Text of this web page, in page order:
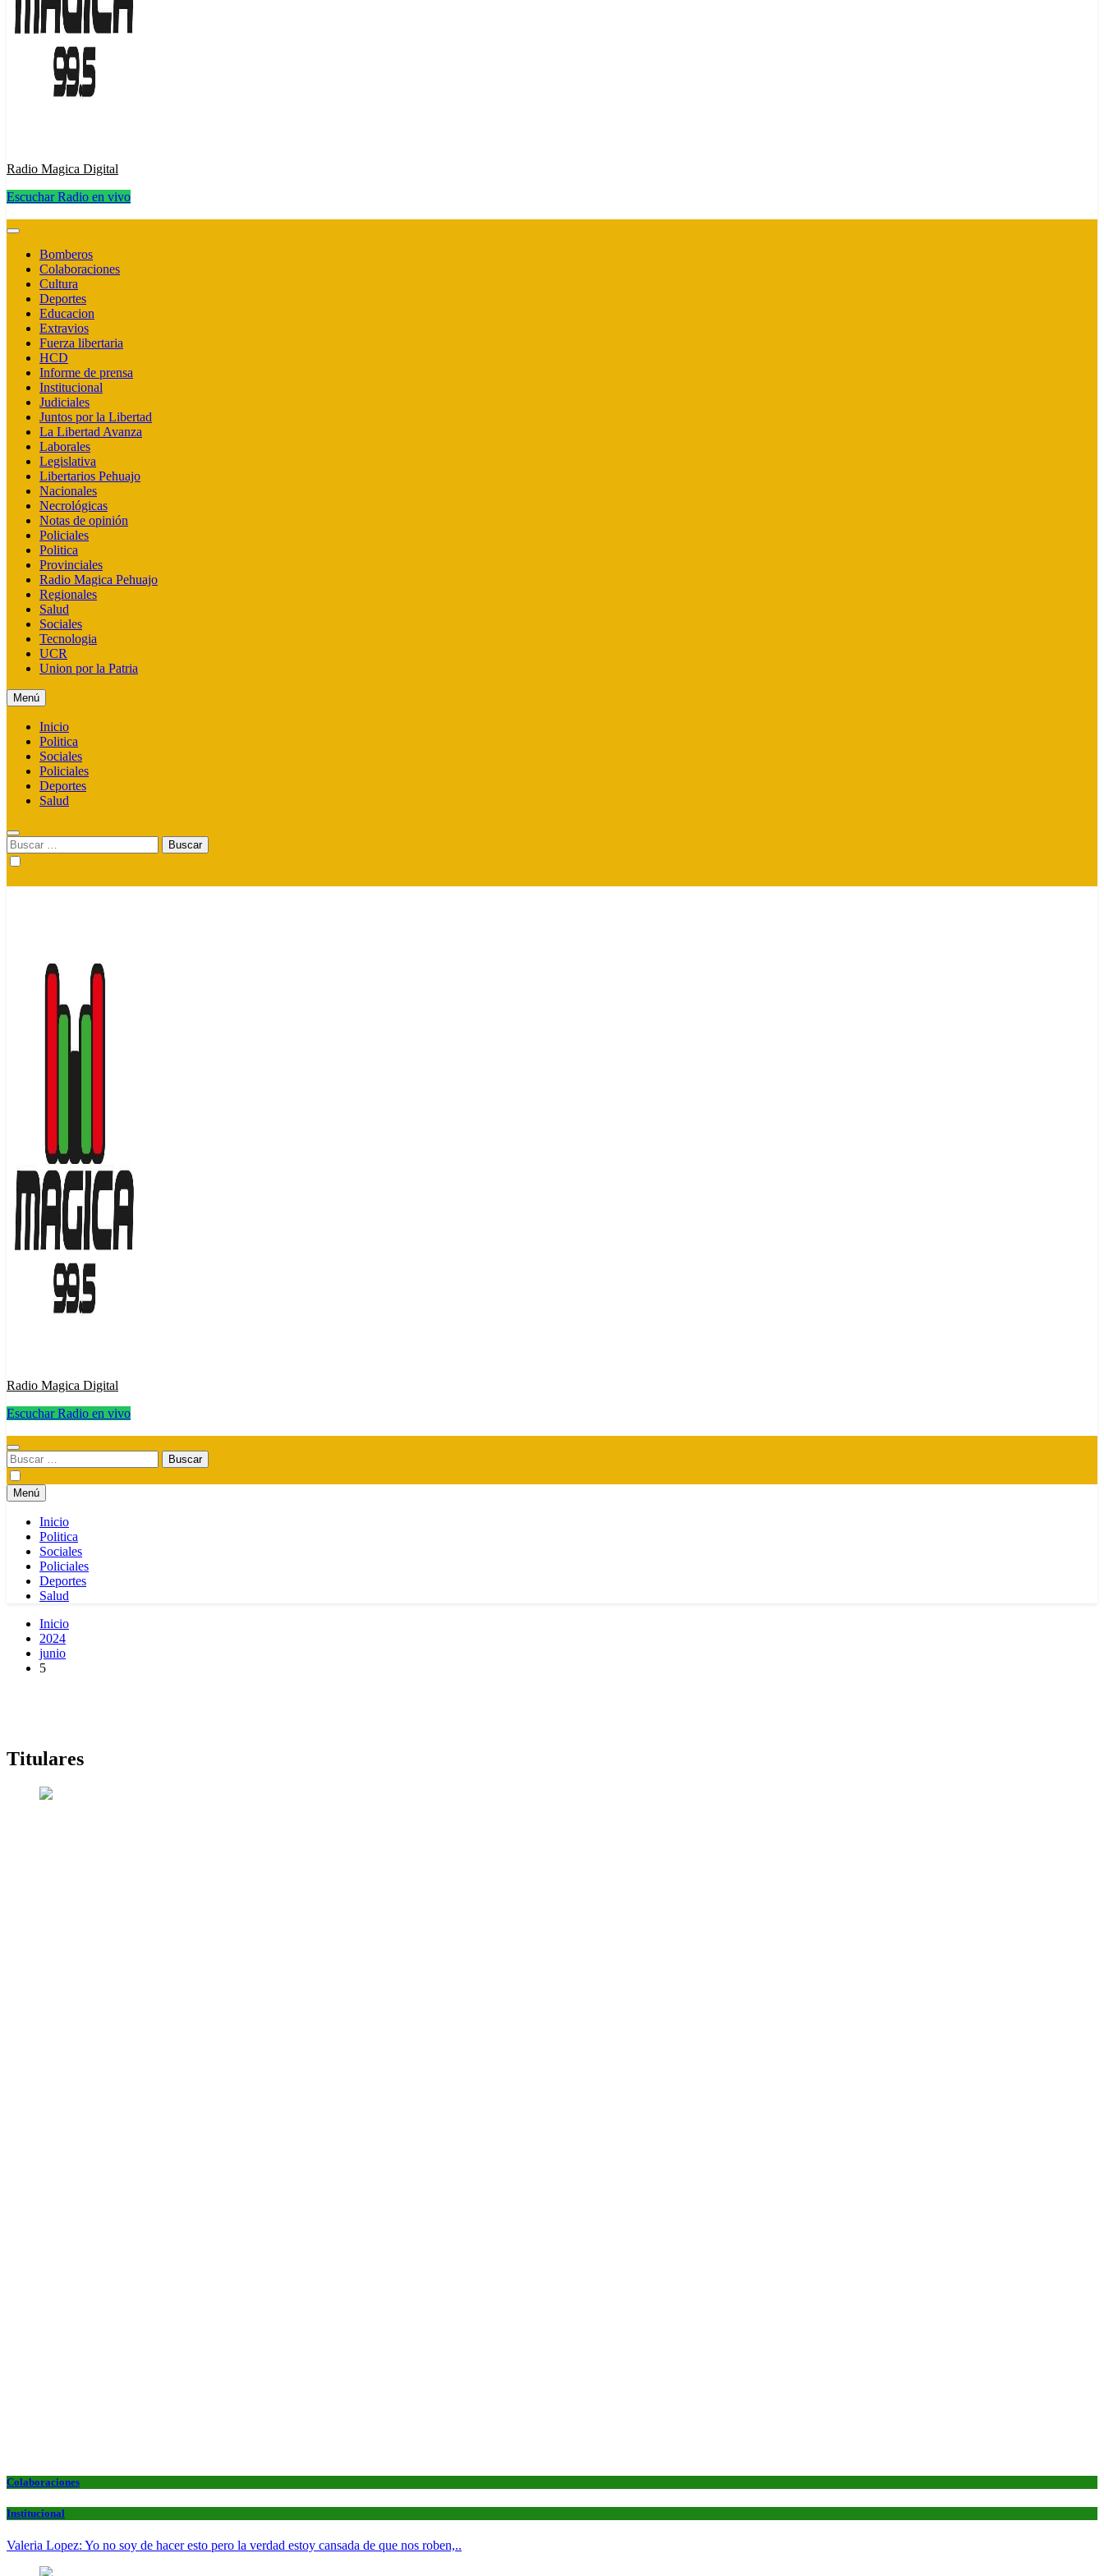
Radio Magica Digital
Escuchar Radio en vivo
Bomberos
Colaboraciones
Cultura
Deportes
Educacion
Extravios
Fuerza libertaria
HCD
Informe de prensa
Institucional
Judiciales
Juntos por la Libertad
La Libertad Avanza
Laborales
Legislativa
Libertarios Pehuajo
Nacionales
Necrológicas
Notas de opinión
Policiales
Politica
Provinciales
Radio Magica Pehuajo
Regionales
Salud
Sociales
Tecnologia
UCR
Union por la Patria
Menú
Inicio
Politica
Sociales
Policiales
Deportes
Salud
Buscar:
Radio Magica Digital
Escuchar Radio en vivo
Buscar:
Menú
Inicio
Politica
Sociales
Policiales
Deportes
Salud
Inicio
2024
junio
5
Titulares
Colaboraciones
Institucional
Valeria Lopez: Yo no soy de hacer esto pero la verdad estoy cansada de que nos roben,..